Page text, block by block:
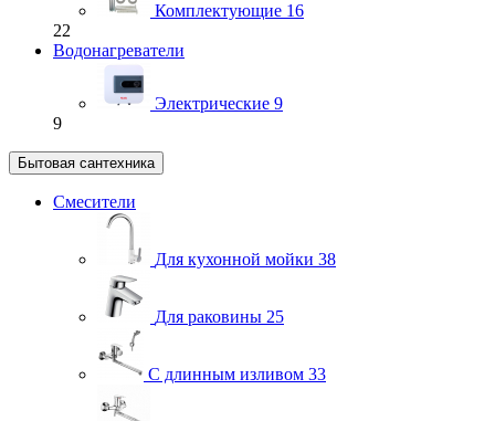
Комплектующие 16
22
Водонагреватели
Электрические 9
9
Бытовая сантехника
Смесители
Для кухонной мойки 38
Для раковины 25
С длинным изливом 33